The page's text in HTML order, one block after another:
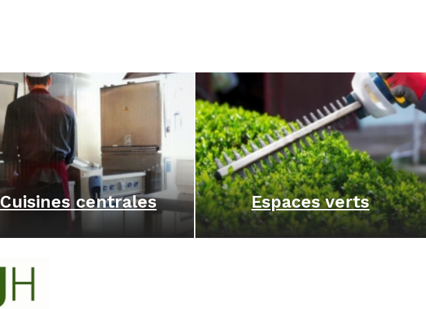
Cuisines centrales Espaces verts